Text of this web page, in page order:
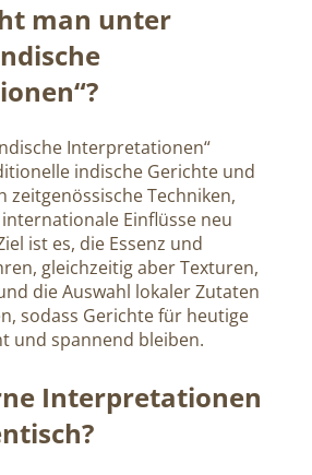
man unter
Interpretationen“
indische Gerichte und
zeitgenössische Techniken,
Einflüsse neu
ist es, die Essenz und
gleichzeitig aber Texturen,
die Auswahl lokaler Zutaten
sodass Gerichte für heutige
und spannend bleiben.
Interpretationen